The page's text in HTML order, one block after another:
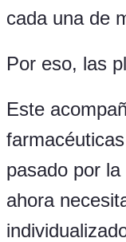
cada una de
Por eso, las
Este
pasado por
ahora